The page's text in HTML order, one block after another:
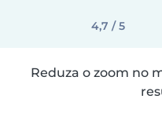
4,7 / 5
Reduza o zoom no